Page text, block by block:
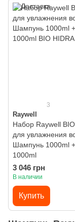
3
Raywell
Набор Raywell
для увлажнения
Шампунь 1000ml
1000ml
3 046 грн
В наличии
Купить